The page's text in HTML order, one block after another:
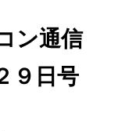
ン通信
９日号